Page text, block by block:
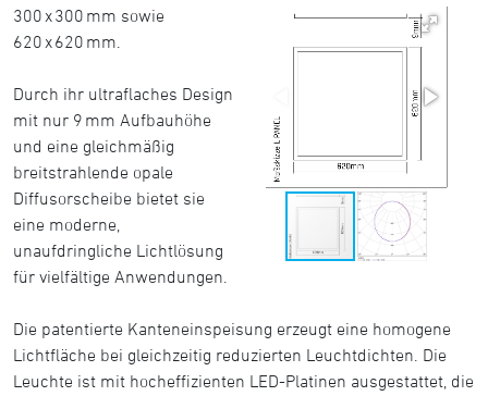
300 x 300 mm sowie
620 x 620 mm.
Durch ihr ultraflaches Design
mit nur 9 mm Aufbauhöhe
und eine gleichmäßig
breitstrahlende opale
Diffusorscheibe bietet sie
eine moderne,
unaufdringliche Lichtlösung
für vielfältige Anwendungen.
Die patentierte Kanteneinspeisung erzeugt eine homogene
Lichtfläche bei gleichzeitig reduzierten Leuchtdichten. Die
Leuchte ist mit hocheffizienten LED-Platinen ausgestattet, die